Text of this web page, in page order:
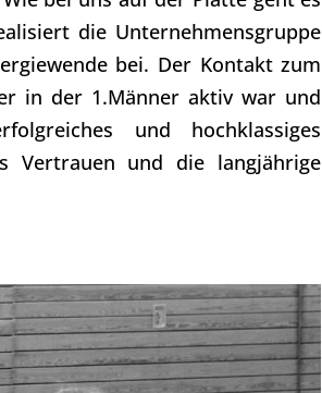
die Unternehmensgruppe
bei. Der Kontakt zum
in der 1.Männer aktiv war und
und hochklassiges
Vertrauen und die langjährige